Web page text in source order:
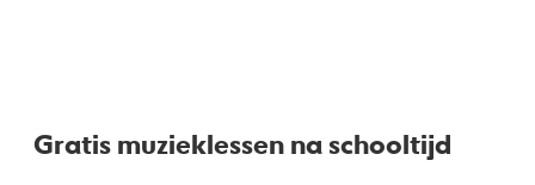
Gratis muzieklessen na schooltijd